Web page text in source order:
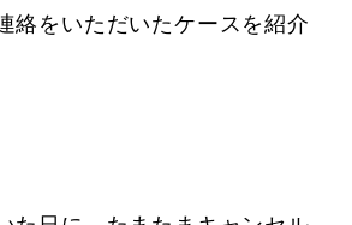
絡をいただいたケースを紹介